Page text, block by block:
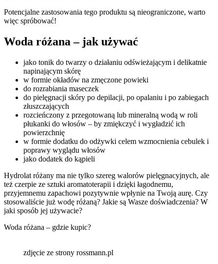
Potencjalne zastosowania tego produktu są nieograniczone, warto
więc spróbować!
Woda różana – jak używać
jako tonik do twarzy o działaniu odświeżającym i delikatnie
napinającym skórę
w formie okładów na zmęczone powieki
do rozrabiania maseczek
do pielęgnacji skóry po depilacji, po opalaniu i po zabiegach
złuszczających
rozcieńczony z przegotowaną lub mineralną wodą w roli
płukanki do włosów – by zmiękczyć i wygładzić ich
powierzchnię
w formie dodatku do odżywki celem wzmocnienia cebulek i
poprawy wyglądu włosów
jako dodatek do kąpieli
Hydrolat różany ma nie tylko szereg walorów pielęgnacyjnych, ale
też czerpie ze sztuki aromatoterapii i dzięki łagodnemu,
przyjemnemu zapachowi pozytywnie wpłynie na Twoją aurę. Czy
stosowaliście już wodę różaną? Jakie są Wasze doświadczenia? W
jaki sposób jej używacie?
Woda różana – gdzie kupic?
zdjęcie ze strony rossmann.pl